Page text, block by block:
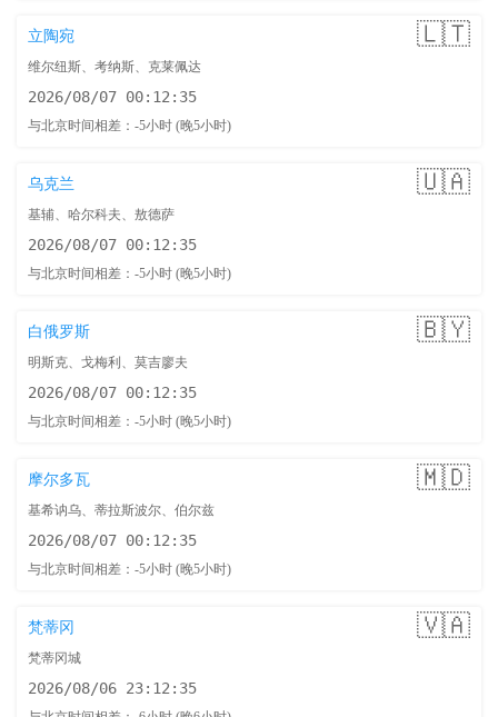
🇱🇹
立陶宛
维尔纽斯、考纳斯、克莱佩达
2026/08/07 00:12:36
与北京时间相差：-5小时 (晚5小时)
🇺🇦
乌克兰
基辅、哈尔科夫、敖德萨
2026/08/07 00:12:36
与北京时间相差：-5小时 (晚5小时)
🇧🇾
白俄罗斯
明斯克、戈梅利、莫吉廖夫
2026/08/07 00:12:36
与北京时间相差：-5小时 (晚5小时)
🇲🇩
摩尔多瓦
基希讷乌、蒂拉斯波尔、伯尔兹
2026/08/07 00:12:36
与北京时间相差：-5小时 (晚5小时)
🇻🇦
梵蒂冈
梵蒂冈城
2026/08/06 23:12:36